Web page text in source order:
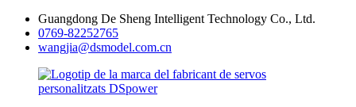
Guangdong De Sheng Intelligent Technology Co., Ltd.
0769-82252765
wangjia@dsmodel.com.cn